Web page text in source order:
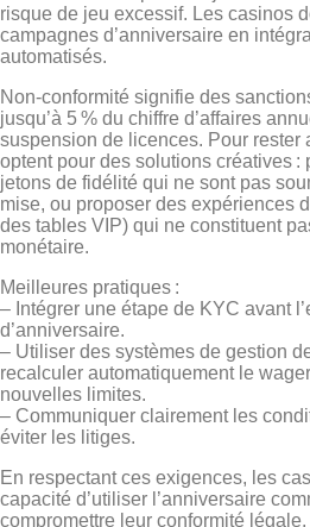
risque de jeu excessif. Les casinos
campagnes d’anniversaire en
automatisés.
Non‑conformité signifie des
jusqu’à 5 % du chiffre d’affaires
suspension de licences. Pour rester
optent pour des solutions créatives :
jetons de fidélité qui ne sont pas
mise, ou proposer des expériences
des tables VIP) qui ne constituent
monétaire.
Meilleures pratiques :
– Intégrer une étape de KYC avant
d’anniversaire.
– Utiliser des systèmes de gestion
recalculer automatiquement le
nouvelles limites.
– Communiquer clairement les
éviter les litiges.
En respectant ces exigences, les
capacité d’utiliser l’anniversaire
compromettre leur conformité légale.